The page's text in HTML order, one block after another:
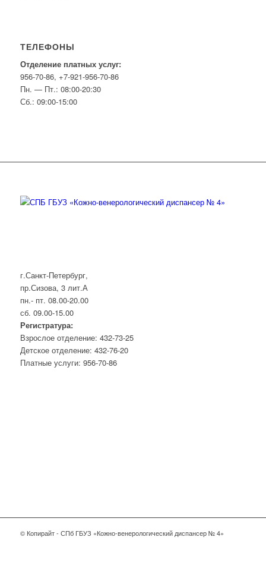
ТЕЛЕФОНЫ
Отделение платных услуг:
956-70-86, +7-921-956-70-86
Пн. — Пт.: 08:00-20:30
Сб.: 09:00-15:00
г.Санкт-Петербург,
пр.Сизова, 3 лит.А
пн.- пт. 08.00-20.00
сб. 09.00-15.00
Регистратура:
Взрослое отделение: 432-73-25
Детское отделение: 432-76-20
Платные услуги: 956-70-86
© Копирайт - СПб ГБУЗ «Кожно-венерологический диспансер № 4»